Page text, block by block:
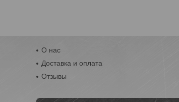
О нас
Доставка и оплата
Отзывы